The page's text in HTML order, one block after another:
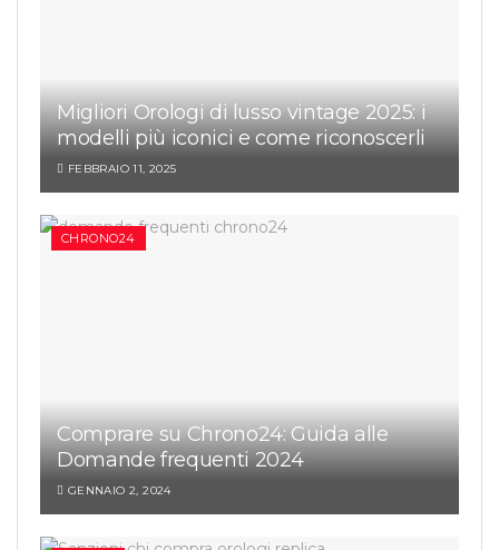
Migliori Orologi di lusso vintage 2025: i
modelli più iconici e come riconoscerli
FEBBRAIO 11, 2025
CHRONO24
Comprare su Chrono24: Guida alle
Domande frequenti 2024
GENNAIO 2, 2024